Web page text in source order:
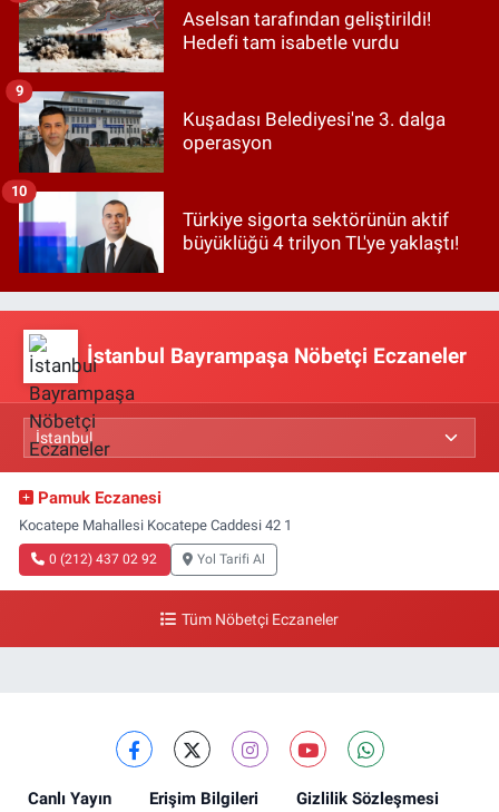
Aselsan tarafından geliştirildi!
Hedefi tam isabetle vurdu
Kuşadası Belediyesi'ne 3. dalga
operasyon
9
Türkiye sigorta sektörünün aktif
büyüklüğü 4 trilyon TL'ye yaklaştı!
10
İstanbul Bayrampaşa Nöbetçi Eczaneler
Pamuk Eczanesi
Kocatepe Mahallesi Kocatepe Caddesi 42 1
0 (212) 437 02 92 Yol Tarifi Al
Tüm Nöbetçi Eczaneler
Canlı Yayın Erişim Bilgileri
Gizlilik Sözleşmesi